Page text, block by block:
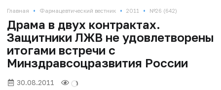
Главная • Фармацевтический вестник • 2011 • №26 (642)
Драма в двух контрактах.
Защитники ЛЖВ не удовлетворены
итогами встречи с
Минздравсоцразвития России
30.08.2011